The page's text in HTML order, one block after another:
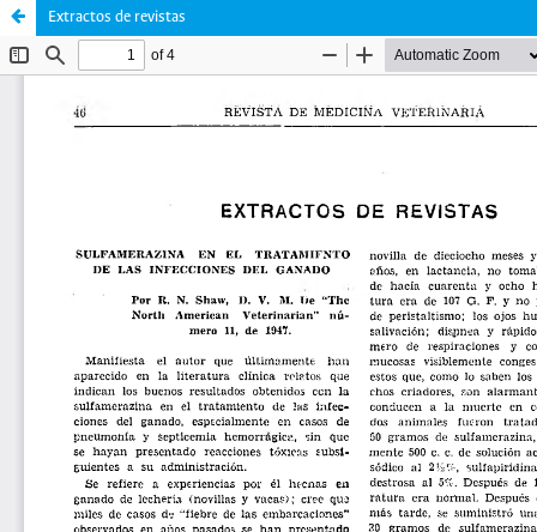
Extractos de revistas